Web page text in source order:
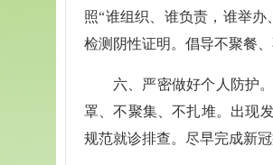
照“谁组织、谁负责，谁举
检测阴性证明。倡导不聚餐、
六、严密做好个人防护
罩、不聚集、不扎堆。出现
规范就诊排查。尽早完成新